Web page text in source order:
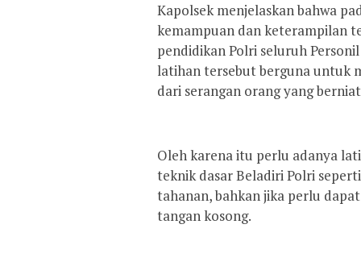
Kapolsek menjelaskan bahwa
kemampuan dan keterampilan
pendidikan Polri seluruh
latihan tersebut berguna untuk
dari serangan orang yang
Oleh karena itu perlu adanya
teknik dasar Beladiri Polri
tahanan, bahkan jika perlu
tangan kosong.